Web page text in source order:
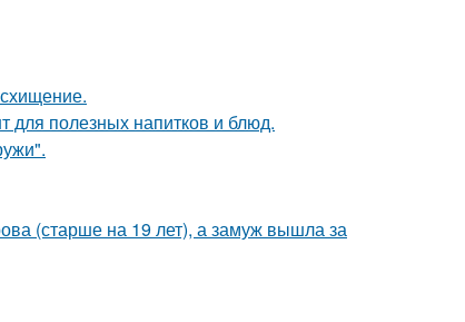
для полезных напитков и блюд.
(старше на 19 лет), а замуж вышла за